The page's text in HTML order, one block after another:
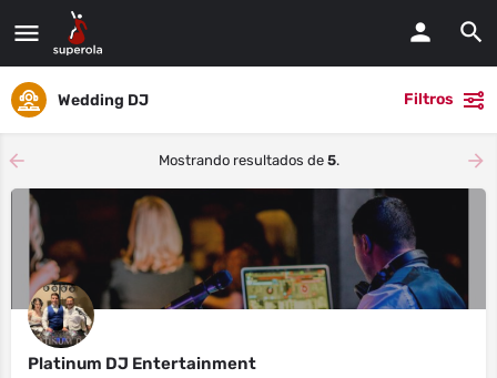
Wedding DJ Filtros
Mostrando resultados de 5.
Platinum DJ Entertainment